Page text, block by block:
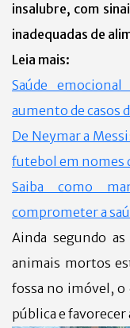
insalubre, com
inadequadas de
Leia mais:
Saúde
aumento de casos
De Neymar a
futebol em nomes
Saiba como
comprometer a
Ainda segundo
animais mortos
fossa no imóvel, o
pública e favorecer